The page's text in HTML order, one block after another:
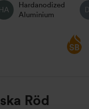
Hardanodized
Aluminium
Röd